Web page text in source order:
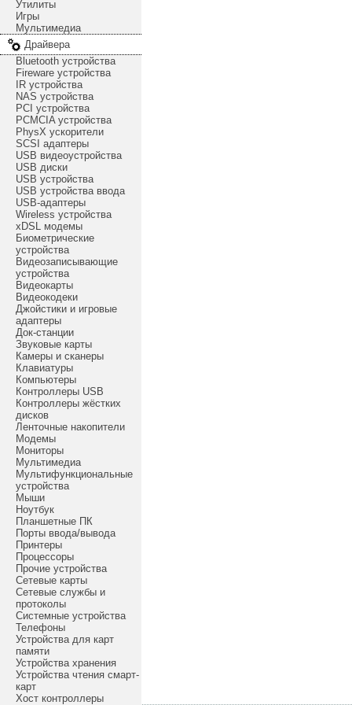
Утилиты
Игры
Мультимедиа
Драйвера
Bluetooth устройства
Fireware устройства
IR устройства
NAS устройства
PCI устройства
PCMCIA устройства
PhysX ускорители
SCSI адаптеры
USB видеоустройства
USB диски
USB устройства
USB устройства ввода
USB-адаптеры
Wireless устройства
xDSL модемы
Биометрические
устройства
Видеозаписывающие
устройства
Видеокарты
Видеокодеки
Джойстики и игровые
адаптеры
Док-станции
Звуковые карты
Камеры и сканеры
Клавиатуры
Компьютеры
Контроллеры USB
Контроллеры жёстких
дисков
Ленточные накопители
Модемы
Мониторы
Мультимедиа
Мультифункциональные
устройства
Мыши
Ноутбук
Планшетные ПК
Порты ввода/вывода
Принтеры
Процессоры
Прочие устройства
Сетевые карты
Сетевые службы и
протоколы
Системные устройства
Телефоны
Устройства для карт
памяти
Устройства хранения
Устройства чтения смарт-
карт
Хост контроллеры